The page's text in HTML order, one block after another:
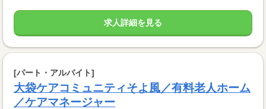
求人詳細を見る
[パート・アルバイト]
大袋ケアコミュニティそよ風／有料老人ホーム
／ケアマネージャー